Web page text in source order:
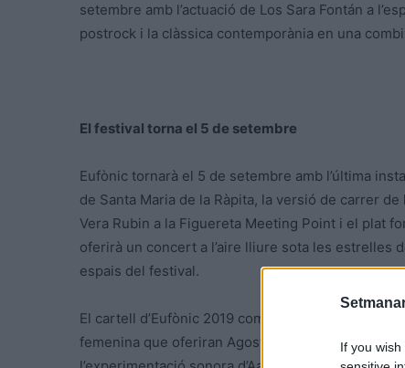
If you
setembre amb l’actuació de Los Sara Fontán a
postrock i la clàssica contemporània en una
El festival torna el 5 de setembre
Eufònic tornarà el 5 de setembre amb l’última
de Santa Maria de la Ràpita, la versió de carrer
Vera Rubin a la Figuereta Meeting Point i el plat
oferirà un concert a l’aire lliure sota les estrelles
espais del festival.
El cartell d’Eufònic 2019 compta amb 48 artistes,
femenina que oferiran Agost, Kyne, Yamila, Lady